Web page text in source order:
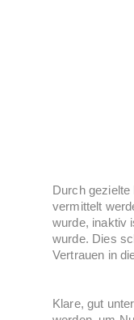
Durch
vermittelt
wurde, inaktiv
wurde. Dies
Vertrauen in
Klare, gut